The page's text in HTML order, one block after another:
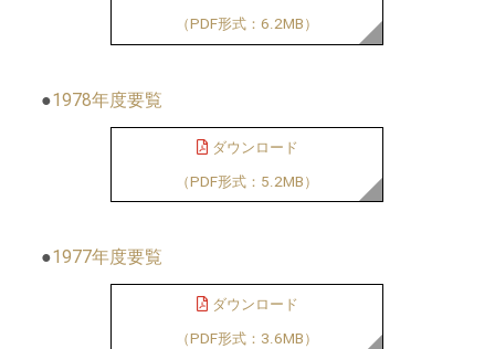
（PDF形式：6.2MB）
●1978年度要覧
ダウンロード
（PDF形式：5.2MB）
●1977年度要覧
ダウンロード
（PDF形式：3.6MB）